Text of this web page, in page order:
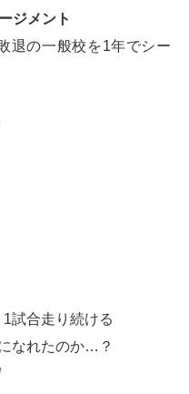
ジメント
退の一般校を1年でシー
試合走り続ける
なれたのか…？